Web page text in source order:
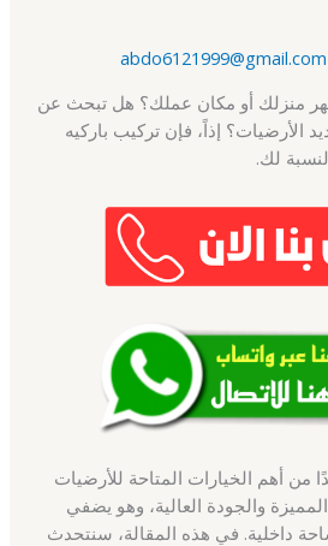
abdo6121999@gmail.com
منزلك أو مكان عملك؟ هل تبحث عن
الأرضيات؟ إذاً، فإن تركيب باركيه
لك.
من أهم الخيارات المتاحة للأرضيات
والجودة العالية، وهو يضفي
داخلية. في هذه المقالة، سنتحدث